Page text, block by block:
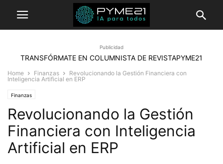
Publicidad
TRANSFÓRMATE EN COLUMNISTA DE REVISTAPYME21
Home Finanzas
Revolucionando la Gestión Financiera con
Inteligencia Artificial en ERP
Finanzas
Revolucionando la Gestión
Financiera con Inteligencia
Artificial en ERP